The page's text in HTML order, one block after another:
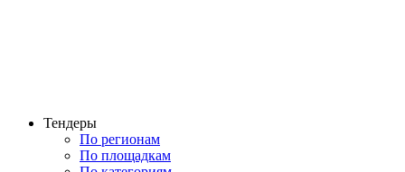
Тендеры
По регионам
По площадкам